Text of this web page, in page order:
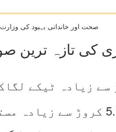
صحت اور خاندانی بہبود کی وزارت